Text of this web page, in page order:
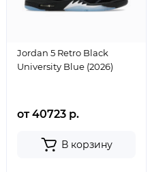
Jordan 5 Retro Black
University Blue (2026)
от 40723 р.
В корзину